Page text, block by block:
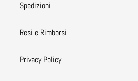
Spedizioni
Resi e Rimborsi
Privacy Policy